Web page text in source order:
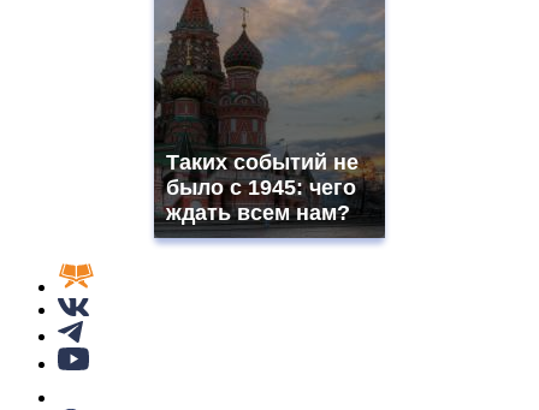
Таких событий не
было с 1945: чего
ждать всем нам?